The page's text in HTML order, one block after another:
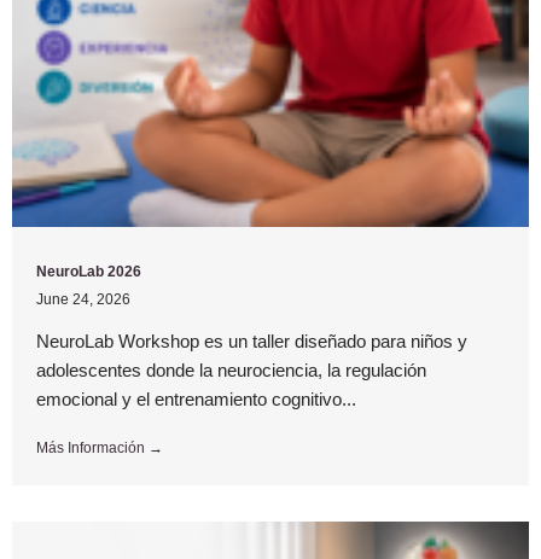
NeuroLab 2026
June 24, 2026
NeuroLab Workshop es un taller diseñado para niños y
adolescentes donde la neurociencia, la regulación
emocional y el entrenamiento cognitivo...
Más Información →